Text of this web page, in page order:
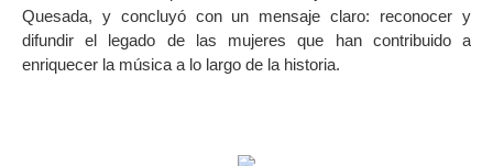
Quesada, y concluyó con un mensaje claro: reconocer y
difundir el legado de las mujeres que han contribuido a
enriquecer la música a lo largo de la historia.